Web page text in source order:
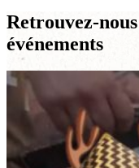
Retrouvez-
événements